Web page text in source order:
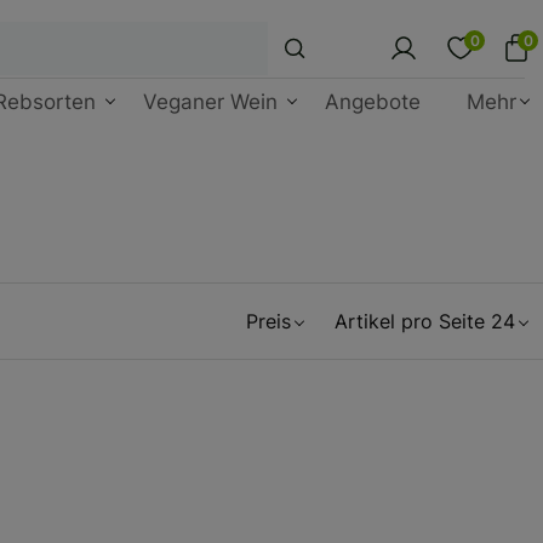
0 0
Veganer Wein Angebote Mehr
Preis Artikel pro Seite 24